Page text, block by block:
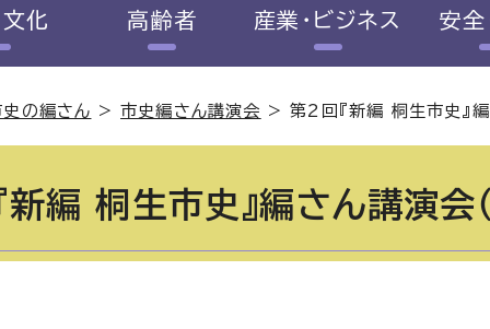
文化 高齢者 産業・ビジネス 安全
の編さん >市史編さん講演会 >第2回『新編 桐生市史』
新編 桐生市史』編さん講演会